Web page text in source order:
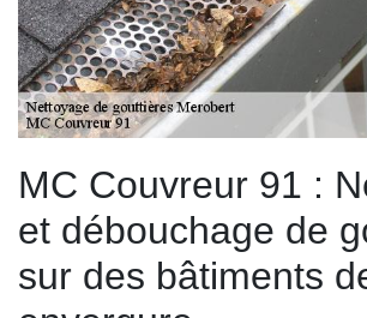
MC Couvreur 91 :
et débouchage de
sur des bâtiments